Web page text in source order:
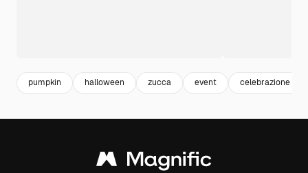
pumpkin halloween zucca event celebrazione